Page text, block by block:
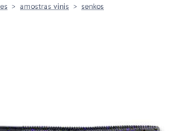
amostras vinis senkos